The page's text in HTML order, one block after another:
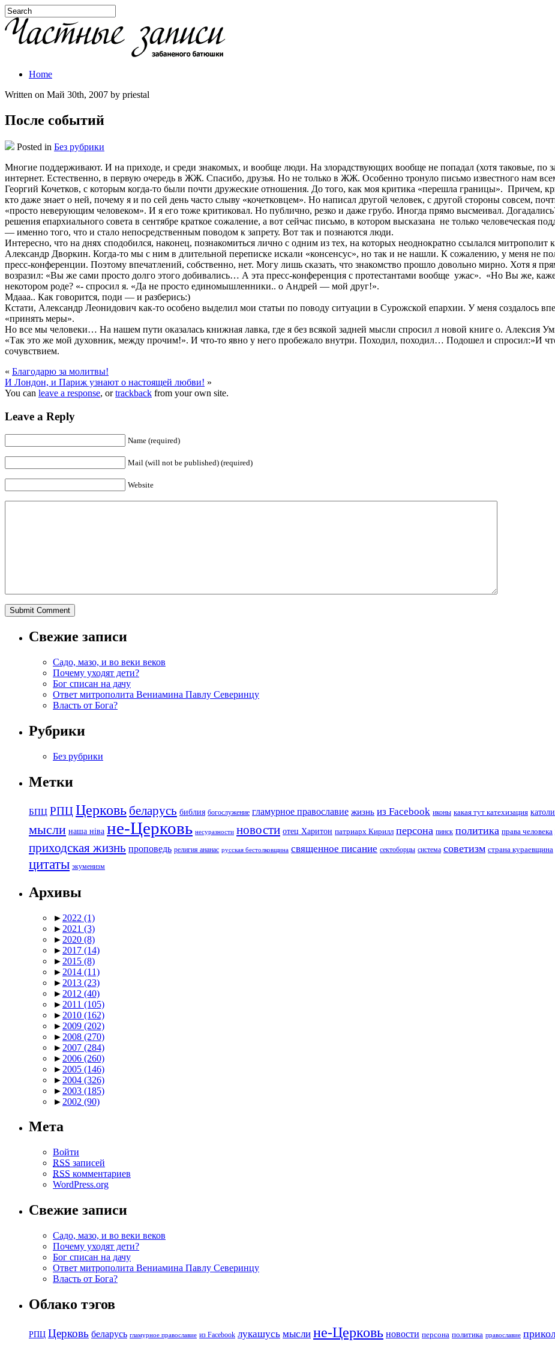
Home
Written on Май 30th, 2007 by priestal
После событий
Posted in Без рубрики
Многие поддерживают. И на приходе, и среди знакомых, и вообще люди. На злорадствующих вообще не попадал (хотя таковые, по
интернет. Естественно, в первую очередь в ЖЖ. Спасибо, друзья. Но не только в ЖЖ. Особенно тронуло письмо известного нам
Георгий Кочетков, с которым когда-то были почти дружеские отношения. До того, как моя критика «перешла границы». Причем,
кто даже знает о ней, почему я и по сей день часто слыву «кочетковцем». Но написал другой человек, с другой стороны совсем,
«просто неверующим человеком». И я его тоже критиковал. Но публично, резко и даже грубо. Иногда прямо высмеивал.
решения епархиального совета в сентябре краткое сожаление, а вот сейчас письмо, в котором высказана не только человеческая
— именно того, что и стало непосредственным поводом к запрету. Вот так и познаются люди.
Интересно, что на днях сподобился, наконец, познакомиться лично с одним из тех, на которых неоднократно ссылался
Александр Дворкин. Когда-то мы с ним в длительной переписке искали «консенсус», но так и не нашли. К сожалению, у меня не
пресс-конференции. Поэтому впечатлений, собственно, нет. Могу лишь сказать, что знакомство прошло довольно мирно. Хотя я
возразил: «Вы же сами просто долго этого добивались… А эта пресс-конференция с протестантами вообще ужас». «Но Вы же,
некотором роде? «- спросил я. «Да не просто единомышленники.. о Андрей — мой друг!».
Мдааа.. Как говорится, поди — и разберись:)
Кстати, Александр Леонидович как-то особено выделил мои статьи по поводу ситуации в Сурожской епархии. У меня создалось
«принять меры».
Но все мы человеки… На нашем пути оказалась книжная лавка, где я без всякой задней мысли спросил л новой книге о. Алексия
«Так это же мой духовник, между прочим!». И что-то явно у него пробежало внутри. Походил, походил… Подошел и спросил:»И
сочувствием.
« Благодарю за молитвы!
И Лондон, и Париж узнают о настоящей любви! »
You can leave a response, ortrackback from your own site.
Leave a Reply
Name (required)
Mail (will not be published) (required)
Website
Свежие записи
Садо, мазо, и во веки веков
Почему уходят дети?
Бог списан на дачу
Ответ митрополита Вениамина Павлу Северинцу
Власть от Бога?
Рубрики
Без рубрики
Метки
БПЦ РПЦ Церковь беларусь библия богослужение гламурное православие жизнь из Facebook иконы какая тут катехизация
мысли наша ніва не-Церковь несуразности новости отец Харитон патриарх Кирилл персона пинск политика права человека
приходская жизнь проповедь религия ананас русская бестолковщина священное писание сектоборцы система советизм страна кураевщина
цитаты экуменизм
Архивы
► 2022 (1)
► 2021 (3)
► 2020 (8)
► 2017 (14)
► 2015 (8)
► 2014 (11)
► 2013 (23)
► 2012 (40)
► 2011 (105)
► 2010 (162)
► 2009 (202)
► 2008 (270)
► 2007 (284)
► 2006 (260)
► 2005 (146)
► 2004 (326)
► 2003 (185)
► 2002 (90)
Мета
Войти
RSS записей
RSS комментариев
WordPress.org
Свежие записи
Садо, мазо, и во веки веков
Почему уходят дети?
Бог списан на дачу
Ответ митрополита Вениамина Павлу Северинцу
Власть от Бога?
Облако тэгов
РПЦ Церковь беларусь гламурное православие из Facebook лукашусь мысли не-Церковь новости персона политика православие